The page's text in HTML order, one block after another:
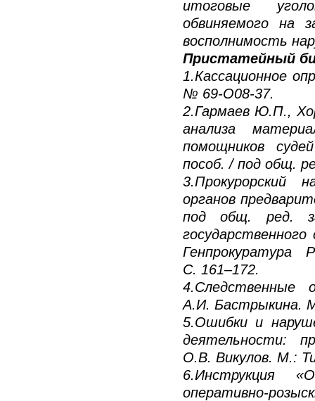
итоговые
обвиняемого на
восполнимость
Пристатейный
1.Кассационное
№ 69-О08-37.
2.Гармаев Ю.П.,
анализа
помощников
пособ. / под общ.
3.Прокурорский
органов
под общ. ред.
С. 161–172.
4.Следственные
А.И. Бастрыкина.
5.Ошибки и
деятельности:
О.В. Викулов. М.:
6.Инструкция
оперативно-